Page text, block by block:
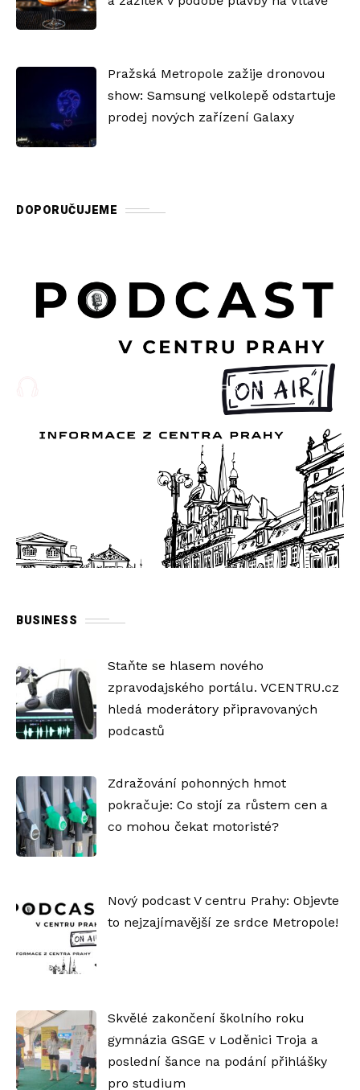
Pražská Metropole zažije dronovou
show: Samsung velkolepě odstartuje
prodej nových zařízení Galaxy
DOPORUČUJEME
BUSINESS
Staňte se hlasem nového
zpravodajského portálu. VCENTRU.cz
hledá moderátory připravovaných
podcastů
Zdražování pohonných hmot
pokračuje: Co stojí za růstem cen a
co mohou čekat motoristé?
Nový podcast V centru Prahy: Objevte
to nejzajímavější ze srdce Metropole!
Skvělé zakončení školního roku
gymnázia GSGE v Loděnici Troja a
poslední šance na podání přihlášky
pro studium